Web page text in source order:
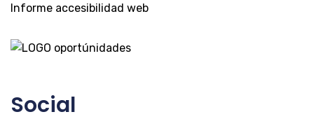
Informe accesibilidad web
Social